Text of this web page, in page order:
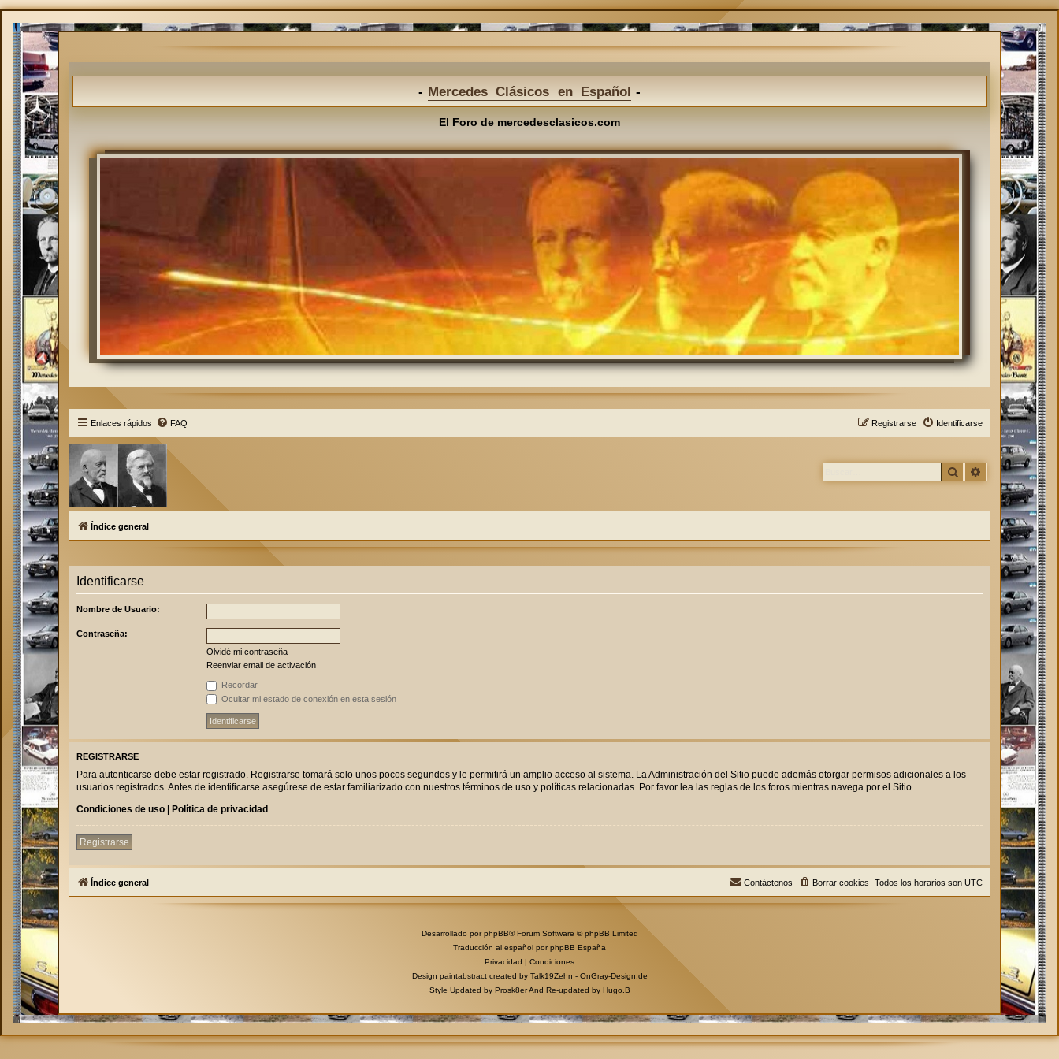
Mercedes Clásicos en Español
El Foro de mercedesclasicos.com
Enlaces rápidos FAQ Identificarse
Registrarse
Buscar Búsqueda
Índice general
Identificarse
Nombre de Usuario:
Contraseña:
Olvidé mi contraseña
Reenviar email de activación
Recordar
Ocultar mi estado de conexión en esta sesión
REGISTRARSE
Para autenticarse debe estar registrado. Registrarse tomará solo unos pocos segundos y le permitirá un amplio acceso al sistema. La Administración del Sitio puede además otorgar permisos adicionales a los
usuarios registrados. Antes de identificarse asegúrese de estar familiarizado con nuestros términos de uso y políticas relacionadas. Por favor lea las reglas de los foros mientras navega por el Sitio.
Condiciones de uso
Política de privacidad
Registrarse
Índice general Todos los horarios son UTC
Borrar cookies
Contáctenos
Desarrollado porphpBB® Forum Software © phpBB Limited
Traducción al español porphpBB España
Privacidad | Condiciones
Design paintabstract created by Talk19Zehn - OnGray-Design.de
Style Updated by Prosk8erAnd Re-updated by Hugo.B